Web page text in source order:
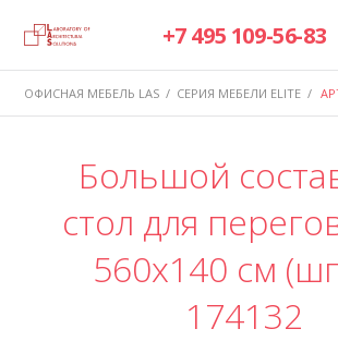
+7 495 109-56-83
ОФИСНАЯ МЕБЕЛЬ LAS / СЕРИЯ МЕБЕЛИ ELITE /
Большой
стол для
560x140 см
174132